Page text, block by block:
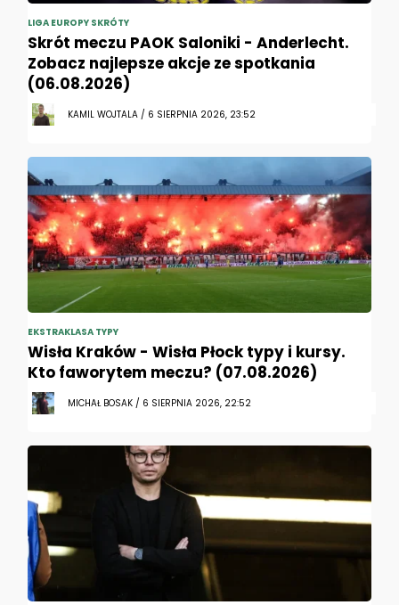
LIGA EUROPY SKRÓTY
Skrót meczu PAOK Saloniki - Anderlecht.
Zobacz najlepsze akcje ze spotkania
(06.08.2026)
KAMIL WOJTALA / 6 SIERPNIA 2026, 23:52
EKSTRAKLASA TYPY
Wisła Kraków - Wisła Płock typy i kursy.
Kto faworytem meczu? (07.08.2026)
MICHAŁ BOSAK / 6 SIERPNIA 2026, 22:52